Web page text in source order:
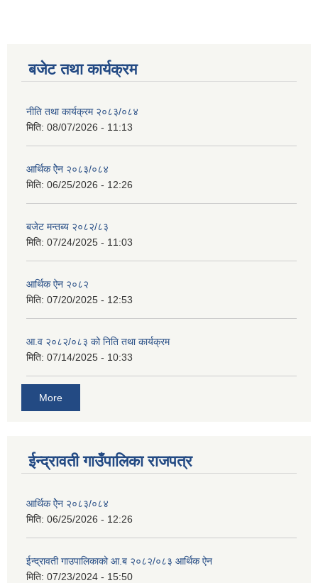
बजेट तथा कार्यक्रम
नीति तथा कार्यक्रम २०८३/०८४
मिति: 08/07/2026 - 11:13
आर्थिक ऐेन २०८३/०८४
मिति: 06/25/2026 - 12:26
बजेट मन्तब्य २०८२/८३
मिति: 07/24/2025 - 11:03
आर्थिक ऐन २०८२
मिति: 07/20/2025 - 12:53
आ.व २०८२/०८३ को निति तथा कार्यक्रम
मिति: 07/14/2025 - 10:33
More
ईन्द्रावती गाउँपालिका राजपत्र
आर्थिक ऐेन २०८३/०८४
मिति: 06/25/2026 - 12:26
ईन्द्रावती गाउपालिकाको आ.ब २०८२/०८३ आर्थिक ऐन
मिति: 07/23/2024 - 15:50